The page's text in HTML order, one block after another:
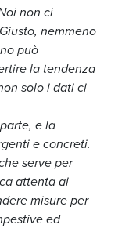
non ci
nemmeno
può
la tendenza
solo i dati ci
e la
e concreti.
serve per
attenta ai
misure per
ed